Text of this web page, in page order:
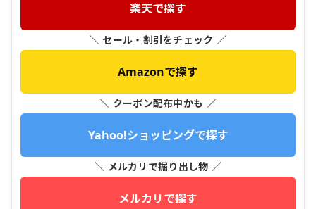
楽天で探す
＼ セール・割引をチェック ／
Amazonで探す
＼ クーポン配布中かも ／
Yahoo!ショッピングで探す
＼ メルカリで掘り出し物 ／
メルカリで探す